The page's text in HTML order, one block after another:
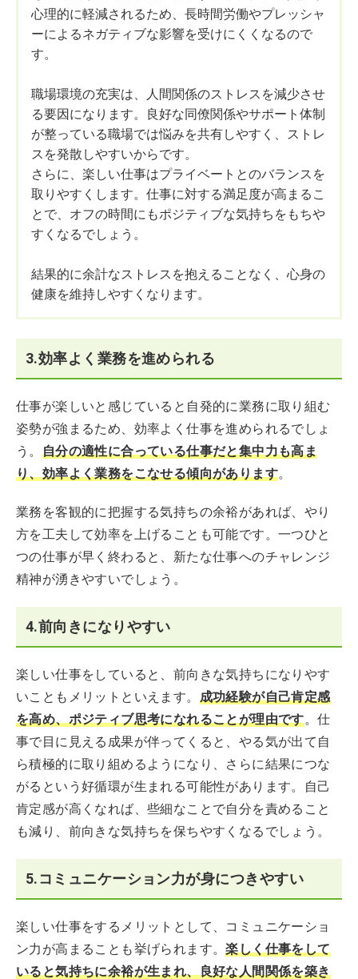
心理的に軽減されるため、長時間労働やプレッシャ
ーによるネガティブな影響を受けにくくなるので
す。
職場環境の充実は、人間関係のストレスを減少させ
る要因になります。良好な同僚関係やサポート体制
が整っている職場では悩みを共有しやすく、ストレ
スを発散しやすいからです。
さらに、楽しい仕事はプライベートとのバランスを
取りやすくします。仕事に対する満足度が高まるこ
とで、オフの時間にもポジティブな気持ちをもちや
すくなるでしょう。
結果的に余計なストレスを抱えることなく、心身の
健康を維持しやすくなります。
3.効率よく業務を進められる
仕事が楽しいと感じていると自発的に業務に取り組む
姿勢が強まるため、効率よく仕事を進められるでしょ
う。 自分の適性に合っている仕事だと集中力も高ま
り、効率よく業務をこなせる傾向があります。
業務を客観的に把握する気持ちの余裕があれば、やり
方を工夫して効率を上げることも可能です。一つひと
つの仕事が早く終わると、新たな仕事へのチャレンジ
精神が湧きやすいでしょう。
4.前向きになりやすい
楽しい仕事をしていると、前向きな気持ちになりやす
いこともメリットといえます。 成功経験が自己肯定感
を高め、ポジティブ思考になれることが理由です。仕
事で目に見える成果が伴ってくると、やる気が出て自
ら積極的に取り組めるようになり、さらに結果につな
がるという好循環が生まれる可能性があります。自己
肯定感が高くなれば、些細なことで自分を責めること
も減り、前向きな気持ちを保ちやすくなるでしょう。
5.コミュニケーション力が身につきやすい
楽しい仕事をするメリットとして、コミュニケーショ
ン力が高まることも挙げられます。楽しく仕事をして
いると気持ちに余裕が生まれ、良好な人間関係を築き